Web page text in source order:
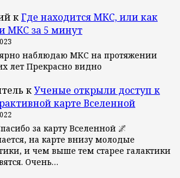
кГде находится МКС, или как
МКС за 5 минут
наблюдаю МКС на протяжении
лет Прекрасно видно
кУченые открыли доступ к
карте Вселенной
за карту Вселенной 🌌
на карте внизу молодые
и чем выше тем старее галактики
Очень…